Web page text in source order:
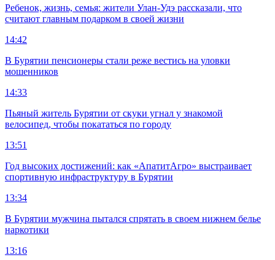
Ребенок, жизнь, семья: жители Улан-Удэ рассказали, что
считают главным подарком в своей жизни
14:42
В Бурятии пенсионеры стали реже вестись на уловки
мошенников
14:33
Пьяный житель Бурятии от скуки угнал у знакомой
велосипед, чтобы покататься по городу
13:51
Год высоких достижений: как «АпатитАгро» выстраивает
спортивную инфраструктуру в Бурятии
13:34
В Бурятии мужчина пытался спрятать в своем нижнем белье
наркотики
13:16